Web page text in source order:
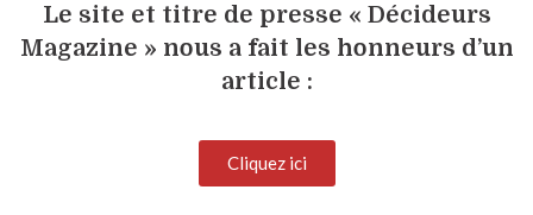
Le site et titre de presse « Décideurs
Magazine » nous a fait les honneurs d’un
article :
Cliquez ici